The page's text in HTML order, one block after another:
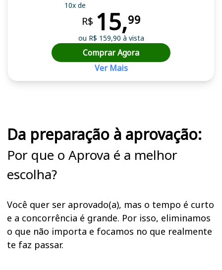
10x de
R$ 15,99
ou R$ 159,90 à vista
Comprar Agora
Ver Mais
Da preparação à aprovação:
Por que o Aprova é a melhor
escolha?
Você quer ser aprovado(a), mas o tempo é curto
e a concorrência é grande. Por isso, eliminamos
o que não importa e focamos no que realmente
te faz passar.